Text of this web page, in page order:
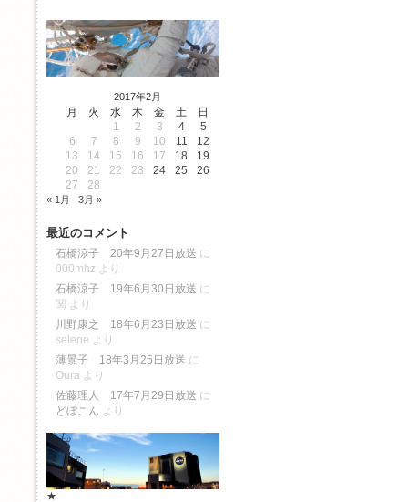
2017年2月
月 火 水 木 金 土
日
1
2 3 4
5
6
7 8 9 10 11
12
13
14 15 16 17 18
19
20
21 22 23 24 25
26
27
28
« 1月 3月 »
最近のコメント
石橋涼子 20年9月27日放送 に
000mhz より
石橋涼子 19年6月30日放送 に
関 より
川野康之 18年6月23日放送 に
selene より
薄景子 18年3月25日放送 に
Oura より
佐藤理人 17年7月29日放送 に
どぼこん より
★